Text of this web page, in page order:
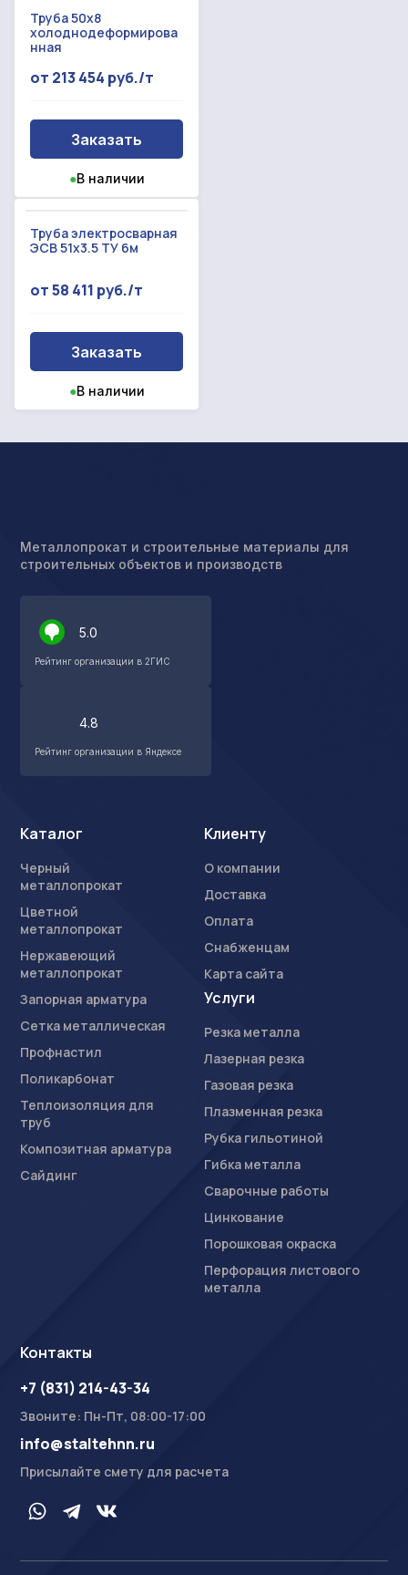
Труба 50x8
холоднодеформирова
нная
от 213 454 руб./т
Заказать
●В наличии
Труба электросварная
ЭСВ 51х3.5 ТУ 6м
от 58 411 руб./т
Заказать
●В наличии
Металлопрокат и строительные материалы для
строительных объектов и производств
5.0
Рейтинг организации в 2ГИС
4.8
Рейтинг организации в Яндексе
Каталог
Черный
металлопрокат
Цветной
металлопрокат
Нержавеющий
металлопрокат
Запорная арматура
Сетка металлическая
Профнастил
Поликарбонат
Теплоизоляция для
труб
Композитная арматура
Сайдинг
Клиенту
О компании
Доставка
Оплата
Снабженцам
Карта сайта
Услуги
Резка металла
Лазерная резка
Газовая резка
Плазменная резка
Рубка гильотиной
Гибка металла
Сварочные работы
Цинкование
Порошковая окраска
Перфорация листового
металла
Контакты
+7 (831) 214-43-34
Звоните: Пн-Пт, 08:00-17:00
info@staltehnn.ru
Присылайте смету для расчета